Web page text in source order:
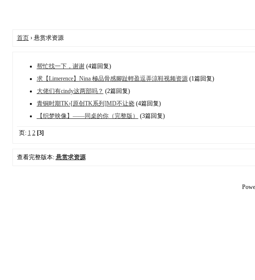
首页› 悬赏求资源
帮忙找一下，谢谢(4篇回复)
求【Limerence】Nina 極品骨感腳趾輕盈逗弄涼鞋视频资源(1篇回复)
大佬们有cindy这两部吗？ (2篇回复)
青铜时期TK›[原创TK系列]MD不让挠(4篇回复)
【织梦映像】——同桌的你（完整版）
(3篇回复)
页: 1 2 [3]
查看完整版本: 悬赏求资源